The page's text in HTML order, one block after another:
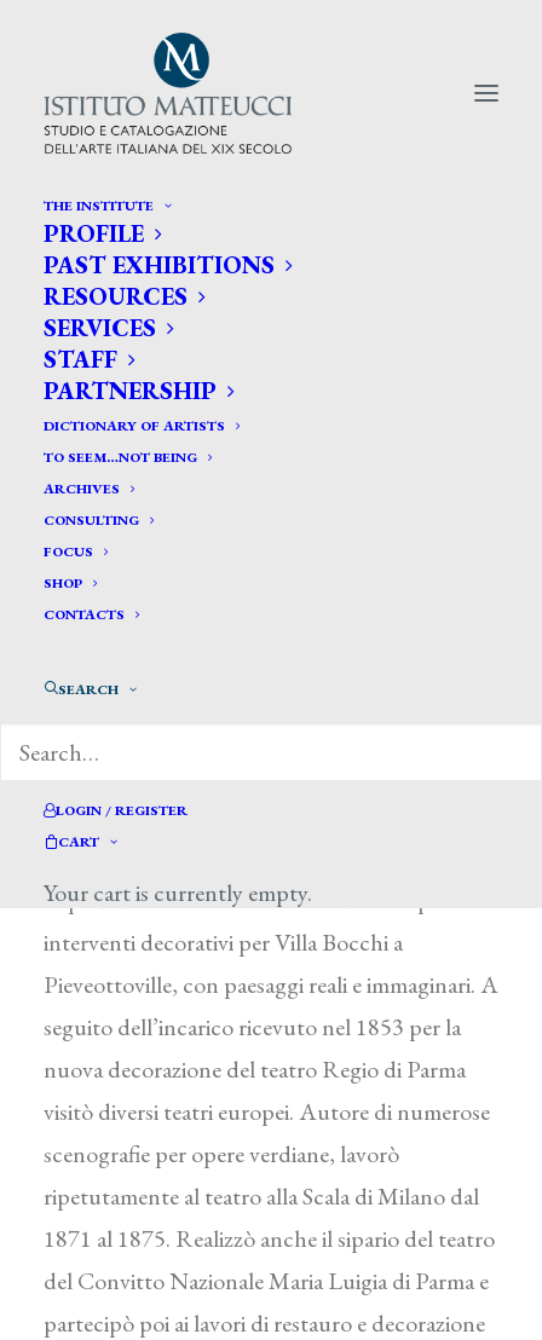
THE INSTITUTE
PROFILE
PAST EXHIBITIONS
RESOURCES
SERVICES
STAFF
PARTNERSHIP
DICTIONARY OF ARTISTS
TO SEEM…NOT BEING
ARCHIVES
CONSULTING
FOCUS
SHOP
CONTACTS
SEARCH
LOGIN / REGISTER
CART
Your cart is currently empty.
CERCA TRA GLI ARTISTI:
Search
for:
Magnani Girolamo*
Fidenza (Parma) 1815 – Parma 1889
la prospettiva. Nel 1848 fu nominato dalla
duchessa Maria Luigia professore all’Accademia.
E’ probabilmente del 1847 uno dei suoi primi
interventi decorativi per Villa Bocchi a
Pieveottoville, con paesaggi reali e immaginari. A
seguito dell’incarico ricevuto nel 1853 per la
nuova decorazione del teatro Regio di Parma
visitò diversi teatri europei. Autore di numerose
scenografie per opere verdiane, lavorò
ripetutamente al teatro alla Scala di Milano dal
1871 al 1875. Realizzò anche il sipario del teatro
del Convitto Nazionale Maria Luigia di Parma e
partecipò poi ai lavori di restauro e decorazione